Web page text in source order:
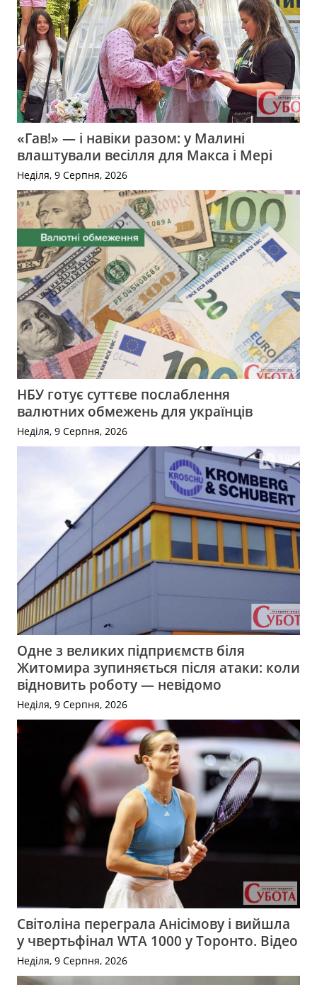
«Гав!» — і навіки разом: у Малині
влаштували весілля для Макса і Мері
Неділя, 9 Серпня, 2026
НБУ готує суттєве послаблення
валютних обмежень для українців
Неділя, 9 Серпня, 2026
Одне з великих підприємств біля
Житомира зупиняється після атаки: коли
відновить роботу — невідомо
Неділя, 9 Серпня, 2026
Світоліна переграла Анісімову і вийшла
у чвертьфінал WTA 1000 у Торонто. Відео
Неділя, 9 Серпня, 2026